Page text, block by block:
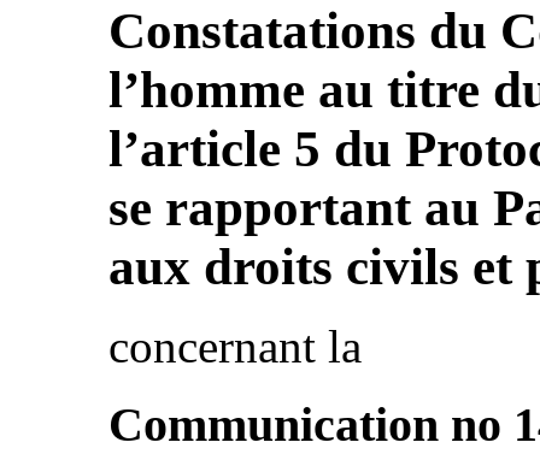
Constatations du
l’homme au titre
l’article 5 du
se rapportant au
aux droits civils et
concernant la
Communication no